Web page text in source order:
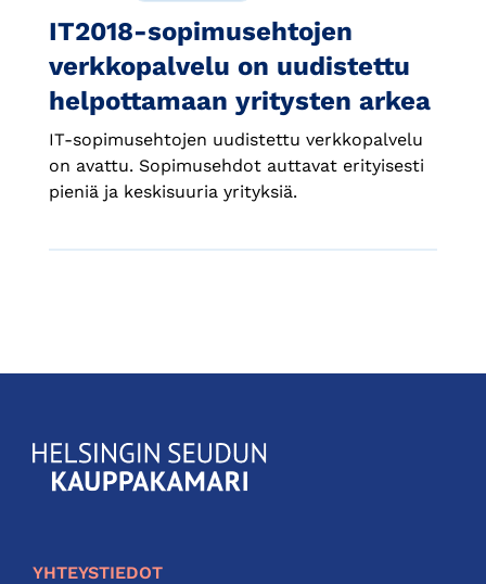
IT2018-sopimusehtojen
verkkopalvelu on uudistettu
helpottamaan yritysten arkea
IT-sopimusehtojen uudistettu verkkopalvelu
on avattu. Sopimusehdot auttavat erityisesti
pieniä ja keskisuuria yrityksiä.
KauppakamariHelsingin
seudun
YHTEYSTIEDOT